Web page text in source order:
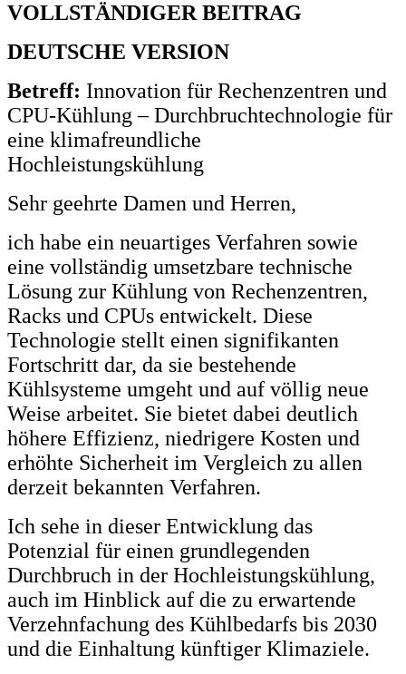
VOLLSTÄNDIGER BEITRAG
DEUTSCHE VERSION
Betreff: Innovation für Rechenzentren und
CPU-Kühlung – Durchbruchtechnologie für
eine klimafreundliche
Hochleistungskühlung
Sehr geehrte Damen und Herren,
ich habe ein neuartiges Verfahren sowie
eine vollständig umsetzbare technische
Lösung zur Kühlung von Rechenzentren,
Racks und CPUs entwickelt. Diese
Technologie stellt einen signifikanten
Fortschritt dar, da sie bestehende
Kühlsysteme umgeht und auf völlig neue
Weise arbeitet. Sie bietet dabei deutlich
höhere Effizienz, niedrigere Kosten und
erhöhte Sicherheit im Vergleich zu allen
derzeit bekannten Verfahren.
Ich sehe in dieser Entwicklung das
Potenzial für einen grundlegenden
Durchbruch in der Hochleistungskühlung,
auch im Hinblick auf die zu erwartende
Verzehnfachung des Kühlbedarfs bis 2030
und die Einhaltung künftiger Klimaziele.